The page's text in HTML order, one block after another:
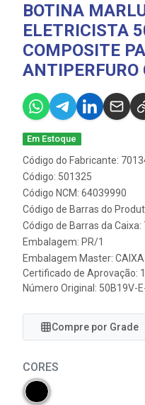
BOTINA
ELETRICISTA
COMPOSITE
Em Estoque
Código do Fabricante:
Código: 501325
Código NCM: 64039990
Código de Barras do
Código de Barras da
Embalagem: PR/1
Embalagem Master: CAIXA
Certificado de Aprovação:
Número Original: 50B19V-
Compre por Grade
CORES